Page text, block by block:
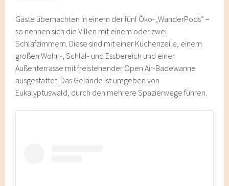
Gäste übernachten in einem der fünf Öko-„WanderPods“ –
so nennen sich die Villen mit einem oder zwei
Schlafzimmern. Diese sind mit einer Küchenzeile, einem
großen Wohn-, Schlaf- und Essbereich und einer
Außenterrasse mit freistehender Open Air-Badewanne
ausgestattet. Das Gelände ist umgeben von
Eukalyptuswald, durch den mehrere Spazierwege führen.